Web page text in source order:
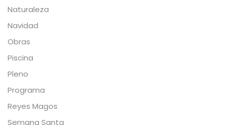
Naturaleza
Navidad
Obras
Piscina
Pleno
Programa
Reyes Magos
Semana Santa